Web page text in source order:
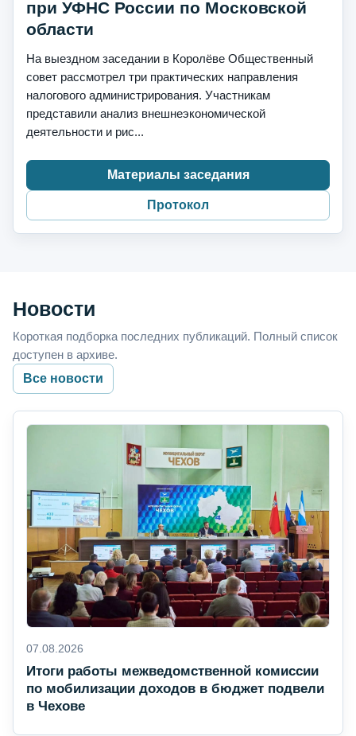
при УФНС России по Московской
области
На выездном заседании в Королёве Общественный
совет рассмотрел три практических направления
налогового администрирования. Участникам
представили анализ внешнеэкономической
деятельности и рис...
Материалы заседания
Протокол
Новости
Короткая подборка последних публикаций. Полный список
доступен в архиве.
Все новости
07.08.2026
Итоги работы межведомственной комиссии
по мобилизации доходов в бюджет подвели
в Чехове